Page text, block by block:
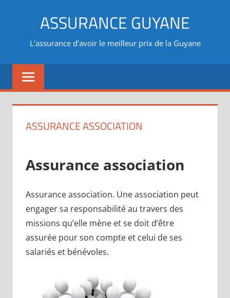
ASSURANCE GUYANE
L'assurance d'avoir le meilleur prix de la Guyane
ASSURANCE ASSOCIATION
Assurance association
Assurance association. Une association peut
engager sa responsabilité au travers des
missions qu’elle mène et se doit d’être
assurée pour son compte et celui de ses
salariés et bénévoles.